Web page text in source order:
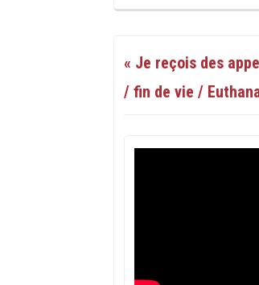
« Je reçois des
/ fin de vie /